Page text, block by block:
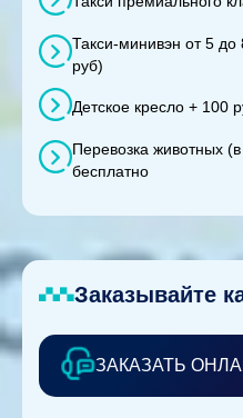
Такси-минивэн от 5
руб)
Детское кресло + 100
Перевозка животных
бесплатно
Заказывайте
ЗАКАЗАТЬ